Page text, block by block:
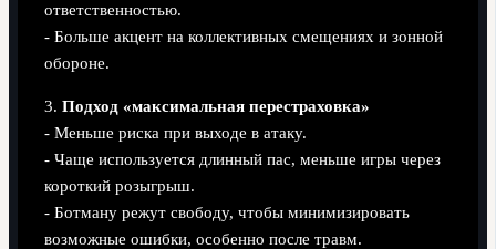
ответственностью.
- Больше акцент на коллективных смещениях и зонной
обороне.
3. Подход «максимальная перестраховка»
- Меньше риска при выходе в атаку.
- Чаще используется длинный пас, меньше игры через
короткий розыгрыш.
- Ботману режут свободу, чтобы минимизировать
возможные ошибки, особенно после травм.